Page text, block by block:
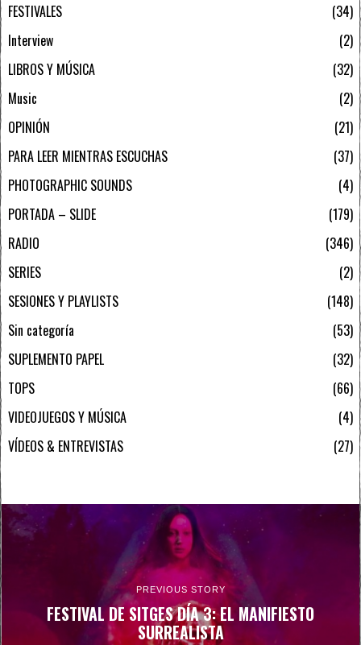
FESTIVALES
34
Interview
2
LIBROS Y MÚSICA
32
Music
2
OPINIÓN
21
PARA LEER MIENTRAS ESCUCHAS
37
PHOTOGRAPHIC SOUNDS
4
PORTADA – SLIDE
179
RADIO
346
SERIES
2
SESIONES Y PLAYLISTS
148
Sin categoría
53
SUPLEMENTO PAPEL
32
TOPS
66
VIDEOJUEGOS Y MÚSICA
4
VÍDEOS & ENTREVISTAS
27
PREVIOUS STORY
FESTIVAL DE SITGES DÍA 3: EL MANIFIESTO
SURREALISTA